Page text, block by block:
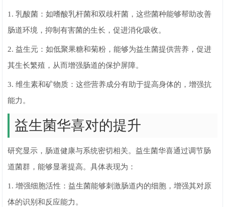
1. 乳酸菌：如嗜酸乳杆菌和双歧杆菌，这些菌种能够帮助改善
肠道环境，抑制有害菌的生长，促进消化吸收。
2. 益生元：如低聚果糖和菊粉，能够为益生菌提供营养，促进
其生长繁殖，从而增强肠道的保护屏障。
3. 维生素和矿物质：这些营养成分有助于提高身体的，增强抗
能力。
益生菌华喜对的提升
研究显示，肠道健康与系统密切相关。益生菌华喜通过调节肠
道菌群，能够显著提高。具体表现为：
1. 增强细胞活性：益生菌能够刺激肠道内的细胞，增强其对原
体的识别和反应能力。